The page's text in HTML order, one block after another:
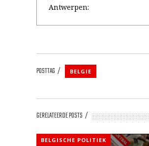
Antwerpen:
POSTTAG BELGIE
GERELATEERDE POSTS
BELGISCHE POLITIEK